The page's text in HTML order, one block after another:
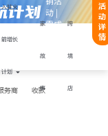
动 |
零成
活
动
详
情
入驻火
箭增长
计划
家
故
事
跨
境
店
务商 收款